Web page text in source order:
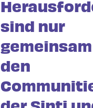
sind nur
den